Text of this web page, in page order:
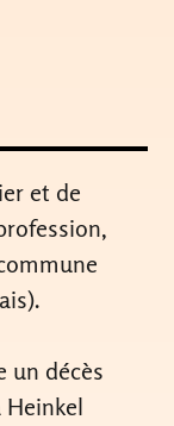
et de
un décès
Heinkel